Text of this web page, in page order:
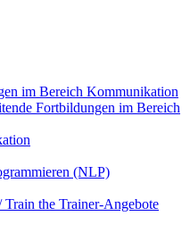
im Bereich Kommunikation
Fortbildungen im Bereich
(NLP)
the Trainer-Angebote